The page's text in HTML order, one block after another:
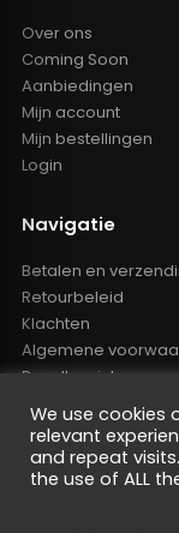
Over ons
Coming Soon
Aanbiedingen
Mijn account
Mijn bestellingen
Login
Navigatie
Betalen en
Retourbeleid
Klachten
Algemene
Resellers inlog
Reseller worden
Privacy Policy
Powered by Nano
We use cookies
relevant
and repeat
the use of ALL